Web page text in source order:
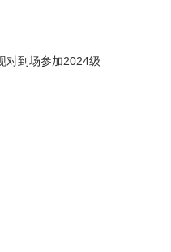
对到场参加2024级